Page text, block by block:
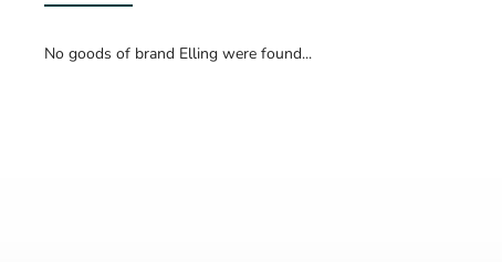
No goods of brand Elling were found...